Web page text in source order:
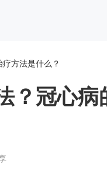
方法是什么？
？冠心病